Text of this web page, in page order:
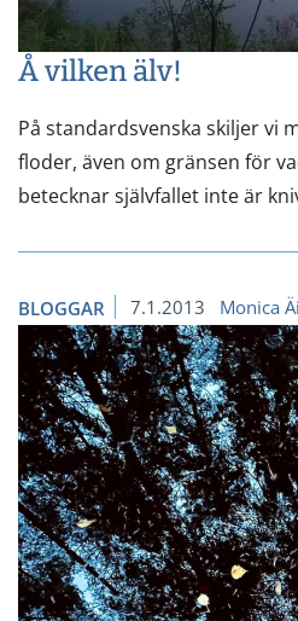
Å vilken älv!
På standardsvenska skiljer vi
floder, även om gränsen för
betecknar självfallet inte är
BLOGGAR 7.1.2013 Monica